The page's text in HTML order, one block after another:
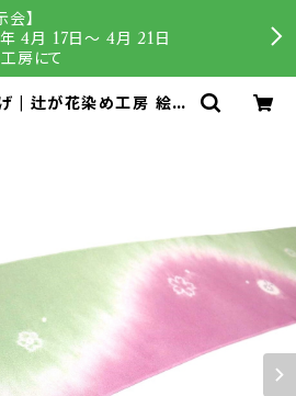
会】
4月 17日〜 4月 21日
房にて
| 辻が花染め工房 絵絞